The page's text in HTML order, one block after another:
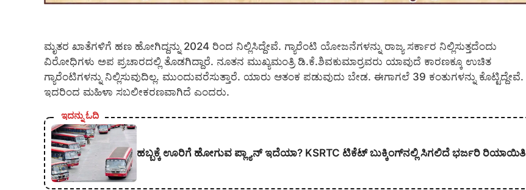
ಮೃತರ ಖಾತೆಗಳಿಗೆ ಹಣ ಹೋಗಿದ್ದನ್ನು 2024 ರಿಂದ ನಿಲ್ಲಿಸಿದ್ದೇವೆ. ಗ್ಯಾರೆಂಟಿ ಯೋಜನೆಗಳನ್ನು ರಾಜ್ಯ ಸರ್ಕಾರ ನಿಲ್ಲಿಸುತ್ತದೆಂದು
ವಿರೋಧಿಗಳು ಅಪ ಪ್ರಚಾರದಲ್ಲಿ ತೊಡಗಿದ್ದಾರೆ. ನೂತನ ಮುಖ್ಯಮಂತ್ರಿ ಡಿ.ಕೆ.ಶಿವಕುಮಾರ್‍ರವರು ಯಾವುದೆ ಕಾರಣಕ್ಕೂ ಉಚಿತ
ಗ್ಯಾರೆಂಟಿಗಳನ್ನು ನಿಲ್ಲಿಸುವುದಿಲ್ಲ. ಮುಂದುವರೆಸುತ್ತಾರೆ. ಯಾರು ಆತಂಕ ಪಡುವುದು ಬೇಡ. ಈಗಾಗಲೆ 39 ಕಂತುಗಳನ್ನು ಕೊಟ್ಟಿದ್ದೇವೆ.
ಇದರಿಂದ ಮಹಿಳಾ ಸಬಲೀಕರಣವಾಗಿದೆ ಎಂದರು.
ಇದನ್ನು ಓದಿ
ಹಬ್ಬಕ್ಕೆ ಊರಿಗೆ ಹೋಗುವ ಪ್ಲ್ಯಾನ್ ಇದೆಯಾ? KSRTC ಟಿಕೆಟ್ ಬುಕ್ಕಿಂಗ್‌ನಲ್ಲಿ ಸಿಗಲಿದೆ ಭರ್ಜರಿ ರಿಯಾಯಿತಿ